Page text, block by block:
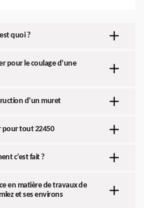
quoi ?
pour le coulage d’une
d’un muret
pour tout 22450
c’est fait ?
en matière de travaux de
et ses environs